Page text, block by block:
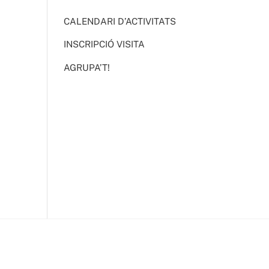
CALENDARI D’ACTIVITATS
INSCRIPCIÓ VISITA
AGRUPA’T!